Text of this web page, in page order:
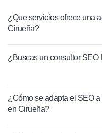
¿Que servicios ofrece una
Cirueña?
¿Buscas un consultor SEO
¿Cómo se adapta el SEO
en Cirueña?